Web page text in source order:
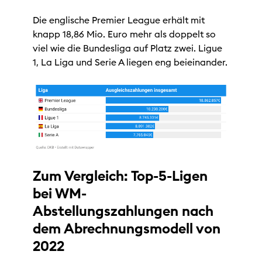
Die englische Premier League erhält mit
knapp 18,86 Mio. Euro mehr als doppelt so
viel wie die Bundesliga auf Platz zwei. Ligue
1, La Liga und Serie A liegen eng beieinander.
Zum Vergleich: Top-5-Ligen
bei WM-
Abstellungszahlungen nach
dem Abrechnungsmodell von
2022